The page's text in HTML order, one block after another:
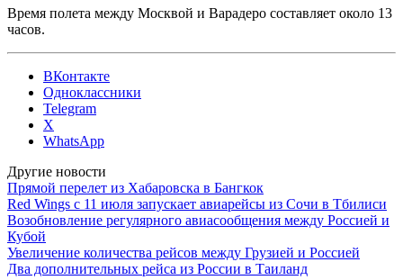
Время полета между Москвой и Варадеро составляет около 13
часов.
ВКонтакте
Одноклассники
Telegram
X
WhatsApp
Другие новости
Прямой перелет из Хабаровска в Бангкок
Red Wings с 11 июля запускает авиарейсы из Сочи в Тбилиси
Возобновление регулярного авиасообщения между Россией и
Кубой
Увеличение количества рейсов между Грузией и Россией
Два дополнительных рейса из России в Таиланд